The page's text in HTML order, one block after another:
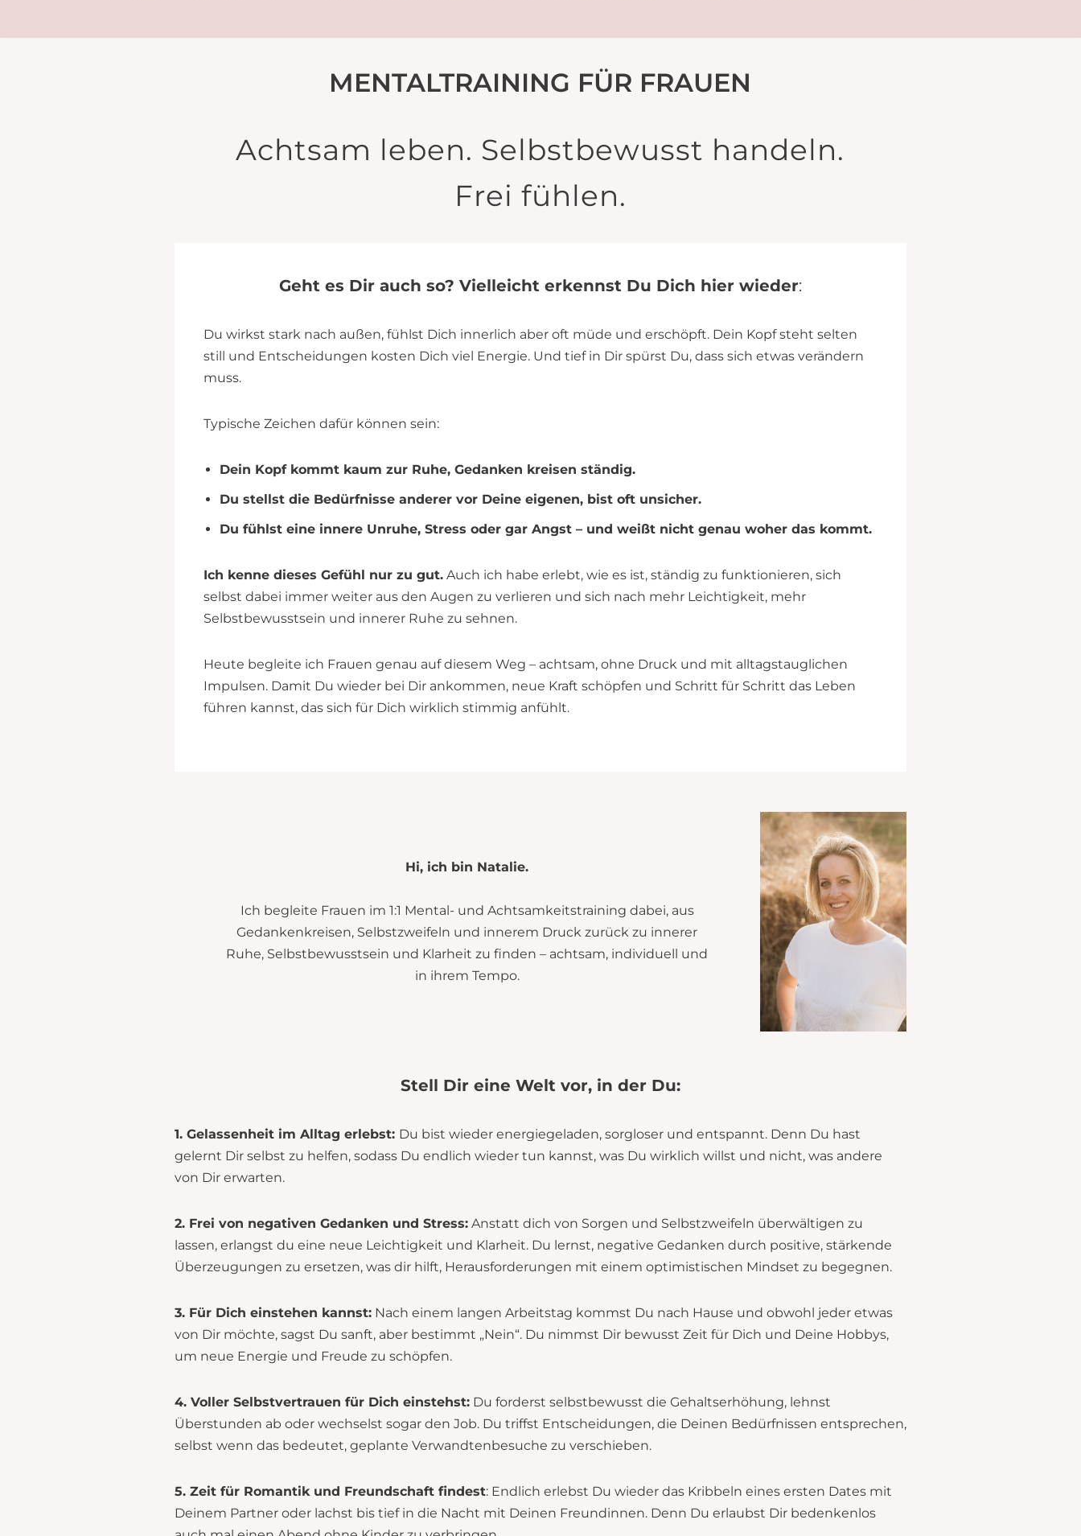
MENTALTRAINING FÜR FRAUEN
Achtsam leben. Selbstbewusst handeln.
Frei fühlen.
Geht es Dir auch so? Vielleicht erkennst Du Dich hier wieder:
Du wirkst stark nach außen, fühlst Dich innerlich aber oft müde und erschöpft. Dein Kopf steht selten
still und Entscheidungen kosten Dich viel Energie. Und tief in Dir spürst Du, dass sich etwas verändern
muss.
Typische Zeichen dafür können sein:
Dein Kopf kommt kaum zur Ruhe, Gedanken kreisen ständig.
Du stellst die Bedürfnisse anderer vor Deine eigenen, bist oft unsicher.
Du fühlst eine innere Unruhe, Stress oder gar Angst – und weißt nicht genau woher das kommt.
Ich kenne dieses Gefühl nur zu gut.Auch ich habe erlebt, wie es ist, ständig zu funktionieren, sich
selbst dabei immer weiter aus den Augen zu verlieren und sich nach mehr Leichtigkeit, mehr
Selbstbewusstsein und innerer Ruhe zu sehnen.
Heute begleite ich Frauen genau auf diesem Weg – achtsam, ohne Druck und mit alltagstauglichen
Impulsen. Damit Du wieder bei Dir ankommen, neue Kraft schöpfen und Schritt für Schritt das Leben
führen kannst, das sich für Dich wirklich stimmig anfühlt.
Hi, ich bin Natalie.
Ich begleite Frauen im 1:1 Mental- und Achtsamkeitstraining dabei, aus
Gedankenkreisen, Selbstzweifeln und innerem Druck zurück zu innerer
Ruhe, Selbstbewusstsein und Klarheit zu finden – achtsam, individuell und
in ihrem Tempo.
Stell Dir eine Welt vor, in der Du:
1. Gelassenheit im Alltag erlebst: Du bist wieder energiegeladen, sorgloser und entspannt. Denn Du hast
gelernt Dir selbst zu helfen, sodass Du endlich wieder tun kannst, was Du wirklich willst und nicht, was andere
von Dir erwarten.
2. Frei von negativen Gedanken und Stress:Anstatt dich von Sorgen und Selbstzweifeln überwältigen zu
lassen, erlangst du eine neue Leichtigkeit und Klarheit. Du lernst, negative Gedanken durch positive, stärkende
Überzeugungen zu ersetzen, was dir hilft, Herausforderungen mit einem optimistischen Mindset zu begegnen.
3. Für Dich einstehen kannst:Nach einem langen Arbeitstag kommst Du nach Hause und obwohl jeder etwas
von Dir möchte, sagst Du sanft, aber bestimmt „Nein“. Du nimmst Dir bewusst Zeit für Dich und Deine Hobbys,
um neue Energie und Freude zu schöpfen.
4. Voller Selbstvertrauen für Dich einstehst:Du forderst selbstbewusst die Gehaltserhöhung, lehnst
Überstunden ab oder wechselst sogar den Job. Du triffst Entscheidungen, die Deinen Bedürfnissen entsprechen,
selbst wenn das bedeutet, geplante Verwandtenbesuche zu verschieben.
5. Zeit für Romantik und Freundschaft findest: Endlich erlebst Du wieder das Kribbeln eines ersten Dates mit
Deinem Partner oder lachst bis tief in die Nacht mit Deinen Freundinnen. Denn Du erlaubst Dir bedenkenlos